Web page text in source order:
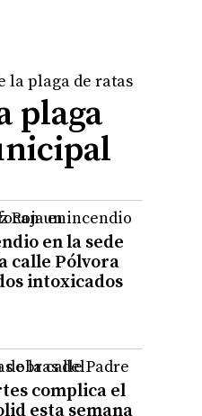
plaga
en la sede
calle Pólvora
intoxicados
complica el
esta semana